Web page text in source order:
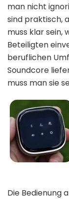
man nicht
sind praktisch,
muss klar sein,
Beteiligten
beruflichen
Soundcore
muss man sie
Die Bedienung